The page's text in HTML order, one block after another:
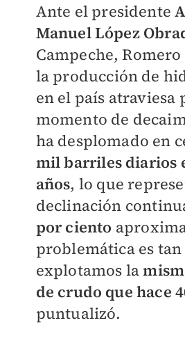
​Ante el presidente
Manuel López
Campeche,
la producción de
en el país atraviesa
momento de
ha desplomado en
mil barriles diarios
años, lo que
declinación
por ciento
problemática es tan
explotamos la
de crudo que hace
puntualizó.